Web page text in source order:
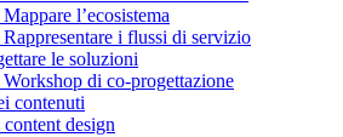
l’ecosistema
i flussi di servizio
le soluzioni
Workshop di co-progettazione
contenuti
design